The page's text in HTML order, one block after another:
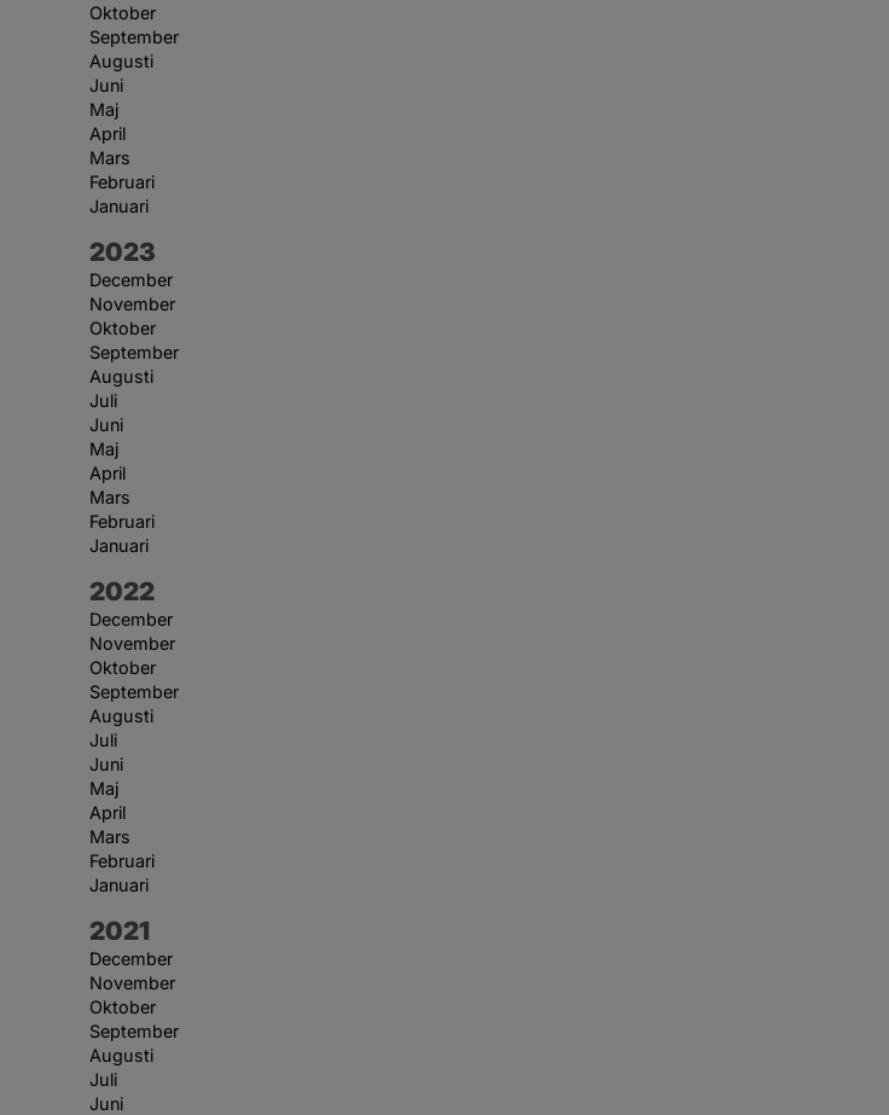
Oktober
September
Augusti
Juni
Maj
April
Mars
Februari
Januari
År:
2023
December
November
Oktober
September
Augusti
Juli
Juni
Maj
April
Mars
Februari
Januari
År:
2022
December
November
Oktober
September
Augusti
Juli
Juni
Maj
April
Mars
Februari
Januari
År:
2021
December
November
Oktober
September
Augusti
Juli
Juni